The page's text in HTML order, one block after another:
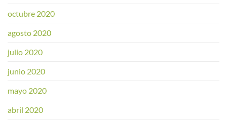
octubre 2020
agosto 2020
julio 2020
junio 2020
mayo 2020
abril 2020